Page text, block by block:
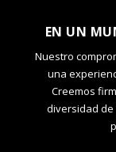
EN UN
Nuestro
una
Creemos
diversidad de